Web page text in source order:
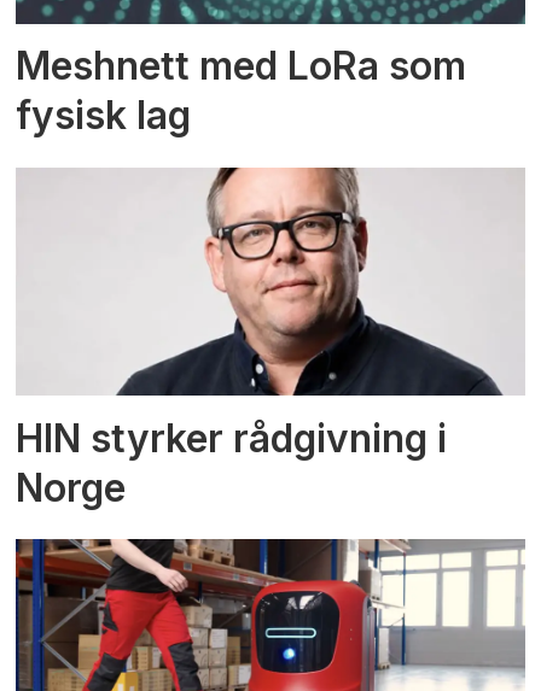
Meshnett med LoRa som
fysisk lag
HIN styrker rådgivning i
Norge